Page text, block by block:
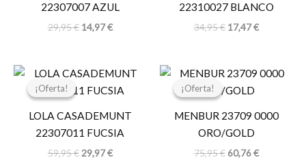
22307007 AZUL
29,95€ 14,97€
22310027 BLANCO
34,95€ 17,47€
¡Oferta!
¡Oferta!
LOLA CASADEMUNT
22307011 FUCSIA
59,95€
El
original
59,95 €.
29,97€
El
actual
29,97 €.
¡Oferta!
¡Oferta!
MENBUR 23709 0000
ORO/GOLD
75,95€
El
original
75,95 €.
60,76€
El
60,76 €.